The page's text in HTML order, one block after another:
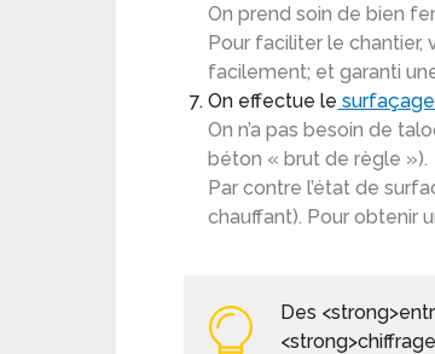
On prend soin de bien
Pour faciliter le chantier,
facilement; et garanti
On effectue le
On n’a pas besoin de
béton « brut de règle »).
Par contre l’état de
chauffant). Pour obtenir
Des